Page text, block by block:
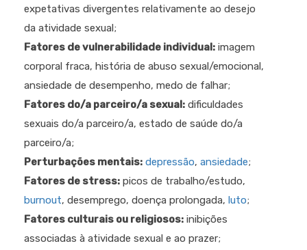
expetativas divergentes relativamente ao desejo
da atividade sexual;
Fatores de vulnerabilidade individual: imagem
corporal fraca, história de abuso sexual/emocional,
ansiedade de desempenho, medo de falhar;
Fatores do/a parceiro/a sexual: dificuldades
sexuais do/a parceiro/a, estado de saúde do/a
parceiro/a;
Perturbações mentais: depressão, ansiedade;
Fatores de stress: picos de trabalho/estudo,
burnout, desemprego, doença prolongada, luto;
Fatores culturais ou religiosos: inibições
associadas à atividade sexual e ao prazer;